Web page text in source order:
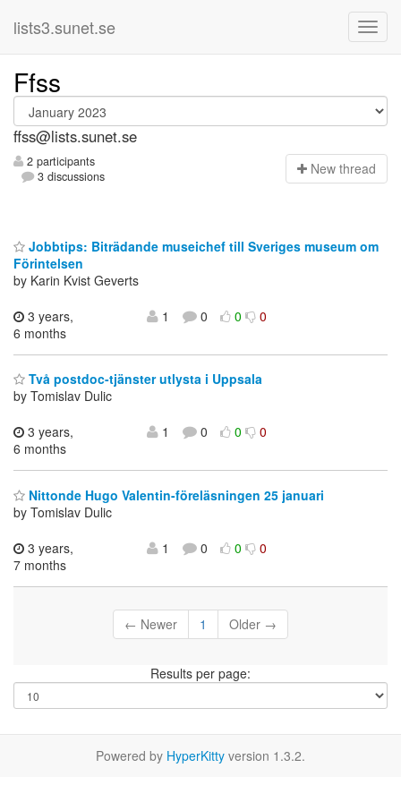
lists3.sunet.se
Ffss
ffss@lists.sunet.se
2 participants
3 discussions
New thread
Jobbtips: Biträdande museichef till Sveriges museum om
Förintelsen
by Karin Kvist Geverts
3 years,
6 months
1 0 0 0
Två postdoc-tjänster utlysta i Uppsala
by Tomislav Dulic
3 years,
6 months
1 0 0 0
Nittonde Hugo Valentin-föreläsningen 25 januari
by Tomislav Dulic
3 years,
7 months
1 0 0 0
← Newer 1 Older →
Results per page:
Powered by HyperKitty version 1.3.2.